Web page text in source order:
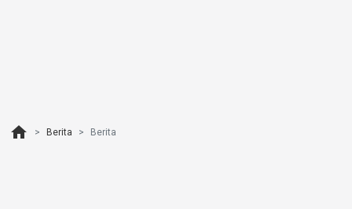
home Berita Berita